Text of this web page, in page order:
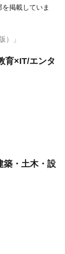
掲載していま
）」
育×IT/エンタ
築・土木・設